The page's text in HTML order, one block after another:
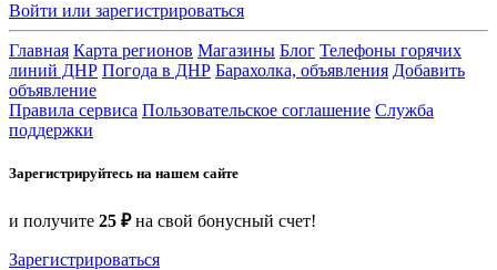
Войти или зарегистрироваться
Главная Карта регионов Магазины Блог Телефоны горячих
линий ДНР Погода в ДНР Барахолка, объявления Добавить
объявление
Правила сервиса Пользовательское соглашение Служба
поддержки
Зарегистрируйтесь на нашем сайте
и получите 25 ₽на свой бонусный счет!
Зарегистрироваться